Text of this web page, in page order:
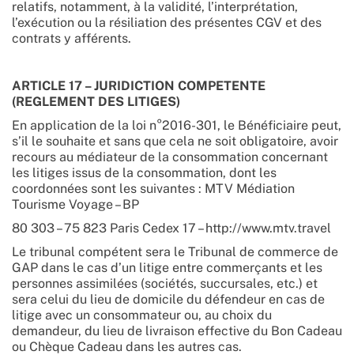
relatifs, notamment, à la validité, l’interprétation,
l’exécution ou la résiliation des présentes CGV et des
contrats y afférents.
ARTICLE 17 – JURIDICTION COMPETENTE
(REGLEMENT DES LITIGES)
En application de la loi n°2016-301, le Bénéficiaire peut,
s’il le souhaite et sans que cela ne soit obligatoire, avoir
recours au médiateur de la consommation concernant
les litiges issus de la consommation, dont les
coordonnées sont les suivantes : MTV Médiation
Tourisme Voyage – BP
80 303 – 75 823 Paris Cedex 17 – http://www.mtv.travel
Le tribunal compétent sera le Tribunal de commerce de
GAP dans le cas d’un litige entre commerçants et les
personnes assimilées (sociétés, succursales, etc.) et
sera celui du lieu de domicile du défendeur en cas de
litige avec un consommateur ou, au choix du
demandeur, du lieu de livraison effective du Bon Cadeau
ou Chèque Cadeau dans les autres cas.